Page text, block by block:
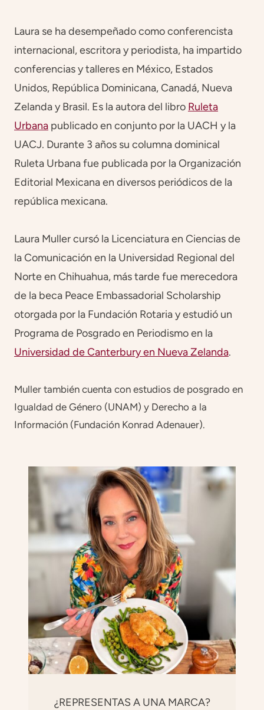
Laura se ha desempeñado como conferencista
internacional, escritora y periodista, ha impartido
conferencias y talleres en México, Estados
Unidos, República Dominicana, Canadá, Nueva
Zelanda y Brasil. Es la autora del libro Ruleta
Urbana publicado en conjunto por la UACH y la
UACJ. Durante 3 años su columna dominical
Ruleta Urbana fue publicada por la Organización
Editorial Mexicana en diversos periódicos de la
república mexicana.
Laura Muller cursó la Licenciatura en Ciencias de
la Comunicación en la Universidad Regional del
Norte en Chihuahua, más tarde fue merecedora
de la beca Peace Embassadorial Scholarship
otorgada por la Fundación Rotaria y estudió un
Programa de Posgrado en Periodismo en la
Universidad de Canterbury en Nueva Zelanda.
Muller también cuenta con estudios de posgrado en
Igualdad de Género (UNAM) y Derecho a la
Información (Fundación Konrad Adenauer).
¿REPRESENTAS A UNA MARCA?